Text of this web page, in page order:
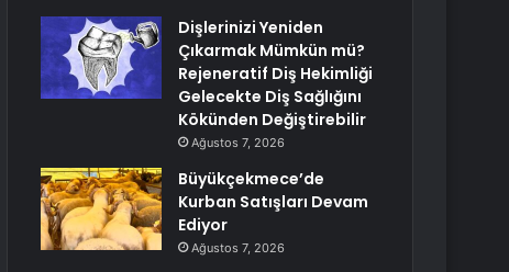
Dişlerinizi Yeniden
Çıkarmak Mümkün mü?
Rejeneratif Diş Hekimliği
Gelecekte Diş Sağlığını
Kökünden Değiştirebilir
Ağustos 7, 2026
Büyükçekmece’de
Kurban Satışları Devam
Ediyor
Ağustos 7, 2026